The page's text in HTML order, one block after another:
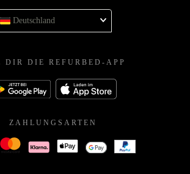
Deutschland
DIR DIE REFURBED-APP
ZAHLUNGSARTEN